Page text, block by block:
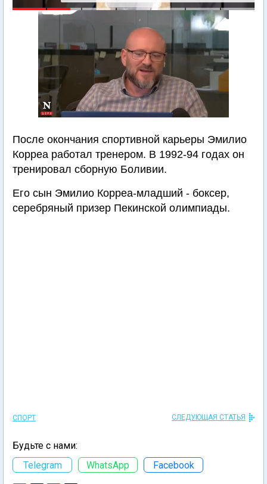
После окончания спортивной карьеры Эмилио
Корреа работал тренером. В 1992-94 годах он
тренировал сборную Боливии.
Его сын Эмилио Корреа-младший - боксер,
серебряный призер Пекинской олимпиады.
СПОРТ СЛЕДУЮЩАЯ СТАТЬЯ
Будьте с нами:
Telegram
WhatsApp Facebook